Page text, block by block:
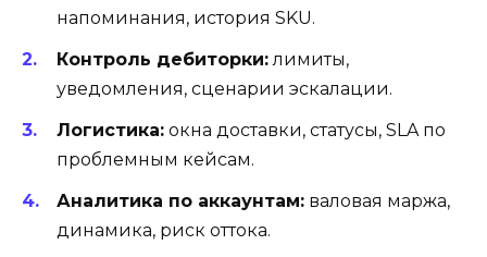
напоминания, история SKU.
Контроль дебиторки:лимиты,
уведомления, сценарии эскалации.
Логистика: окна доставки, статусы, SLA по
проблемным кейсам.
Аналитика по аккаунтам: валовая маржа,
динамика, риск оттока.